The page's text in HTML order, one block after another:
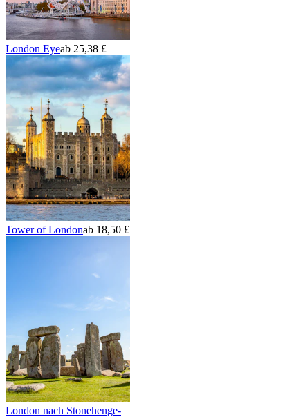
London Eyeab 25,38 £
Tower of Londonab 18,50 £
London nach Stonehenge-